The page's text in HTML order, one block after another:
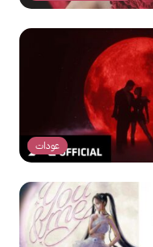
عودات